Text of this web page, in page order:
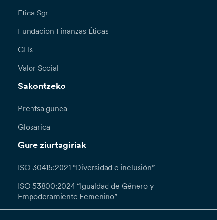
Etica Sgr
Fundación Finanzas Éticas
GITs
Valor Social
Sakontzeko
Prentsa gunea
Glosarioa
Gure ziurtagiriak
ISO 30415:2021 “Diversidad e inclusión”
ISO 53800:2024 “Igualdad de Género y
Empoderamiento Femenino”